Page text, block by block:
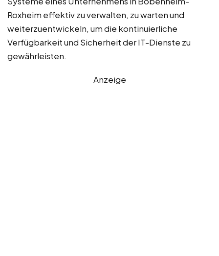
Roxheim effektiv zu verwalten, zu warten und
weiterzuentwickeln, um die kontinuierliche
Verfügbarkeit und Sicherheit der IT-Dienste zu
gewährleisten.
Anzeige